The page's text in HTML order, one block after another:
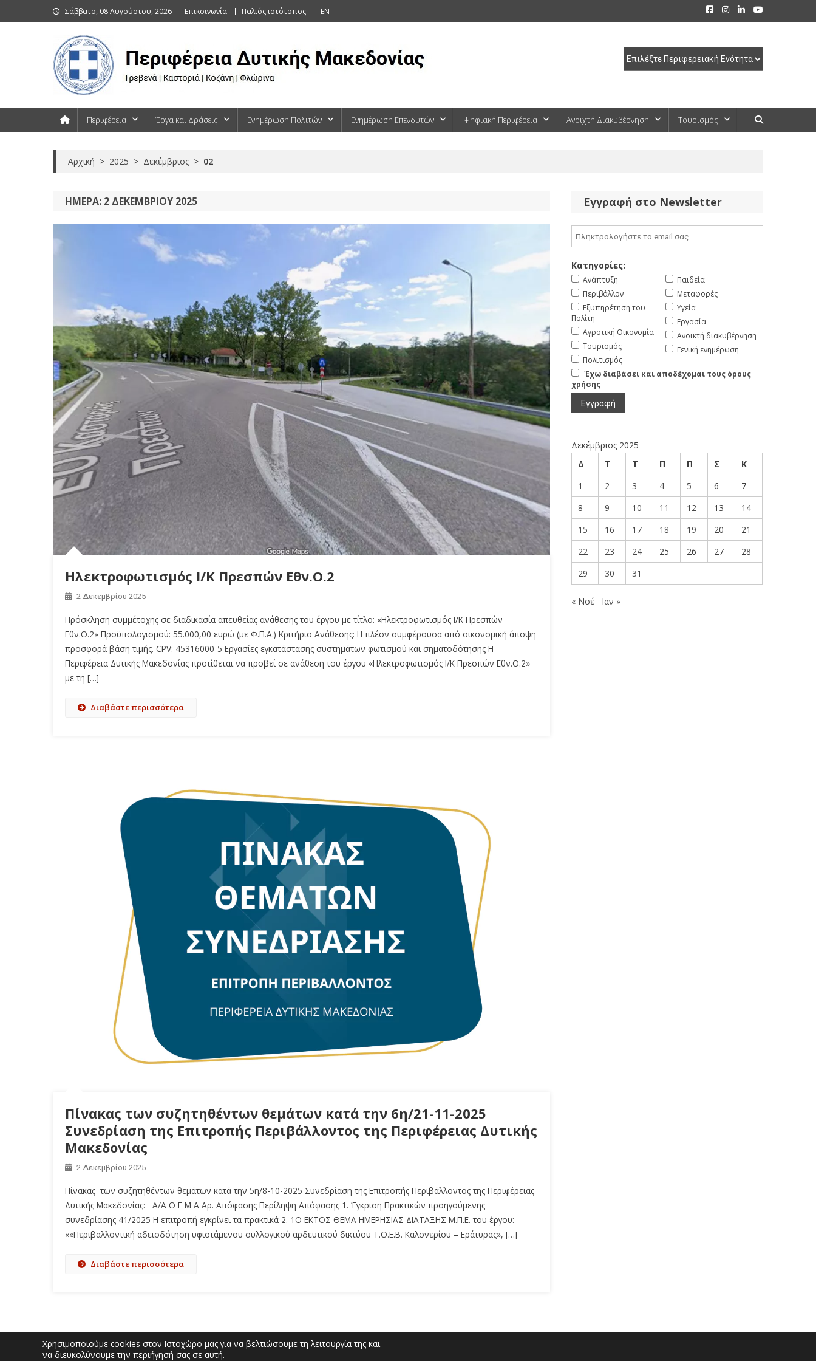
to
Σάββατο, 08 Αυγούστου, 2026 Επικοινωνία Παλιός ιστότοπος EN
Περιφέρεια Έργα και Δράσεις Ενημέρωση Πολιτών Ενημέρωση Επενδυτών Ψηφιακή Περιφέρεια Ανοιχτή Διακυβέρνηση Τουρισμός
Αρχική > 2025 > Δεκέμβριος > 02
ΗΜΈΡΑ: 2 ΔΕΚΕΜΒΡΊΟΥ 2025
Ηλεκτροφωτισμός Ι/Κ Πρεσπών Εθν.Ο.2
2 Δεκεμβρίου 2025
Πρόσκληση συμμέτοχης σε διαδικασία απευθείας ανάθεσης του έργου με τίτλο: «Ηλεκτροφωτισμός Ι/Κ Πρεσπών
Εθν.Ο.2» Προϋπολογισμού: 55.000,00 ευρώ (με Φ.Π.Α.) Κριτήριο Ανάθεσης: Η πλέον συμφέρουσα από οικονομική άποψη
προσφορά βάση τιμής. CPV: 45316000-5 Εργασίες εγκατάστασης συστημάτων φωτισμού και σηματοδότησης Η
Περιφέρεια Δυτικής Μακεδονίας προτίθεται να προβεί σε ανάθεση του έργου «Ηλεκτροφωτισμός Ι/Κ Πρεσπών Εθν.Ο.2»
με τη […]
Διαβάστε περισσότερα
Πίνακας των συζητηθέντων θεμάτων κατά την 6η/21-11-2025
Συνεδρίαση της Επιτροπής Περιβάλλοντος της Περιφέρειας Δυτικής
Μακεδονίας
2 Δεκεμβρίου 2025
Πίνακας των συζητηθέντων θεμάτων κατά την 5η/8-10-2025 Συνεδρίαση της Επιτροπής Περιβάλλοντος της Περιφέρειας
Δυτικής Μακεδονίας: A/A Θ Ε Μ Α Αρ. Απόφασης Περίληψη Απόφασης 1. Έγκριση Πρακτικών προηγούμενης
συνεδρίασης 41/2025 Η επιτροπή εγκρίνει τα πρακτικά 2. 1Ο ΕΚΤΟΣ ΘΕΜΑ ΗΜΕΡΗΣΙΑΣ ΔΙΑΤΑΞΗΣ M.Π.Ε. του έργου:
««Περιβαλλοντική αδειοδότηση υφιστάμενου συλλογικού αρδευτικού δικτύου Τ.Ο.Ε.Β. Καλονερίου – Εράτυρας», […]
Διαβάστε περισσότερα
Εγγραφή στο Newsletter
Κατηγορίες:
Ανάπτυξη
Περιβάλλον
Εξυπηρέτηση του
Πολίτη
Αγροτική Οικονομία
Τουρισμός
Πολιτισμός
Παιδεία
Μεταφορές
Υγεία
Εργασία
Ανοικτή διακυβέρνηση
Γενική ενημέρωση
Έχω διαβάσει και αποδέχομαι τους όρους
χρήσης
Δεκέμβριος 2025
Δ
Τ Τ Π Π Σ
Κ
1
2 3 4 5 6
7
8
9 10 11 12 13
14
15
16 17 18 19 20
21
22
23 24 25 26 27
28
29
30 31
« Νοέ Ιαν »
Χρησιμοποιούμε cookies στον Ιστοχώρο μας για να βελτιώσουμε τη λειτουργία της και
να διευκολύνουμε την περιήγησή σας σε αυτή.